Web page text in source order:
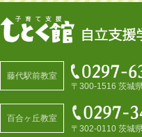
藤代駅前教室
〒300-1516 茨城
百合ヶ丘教室
〒302-0110 茨城